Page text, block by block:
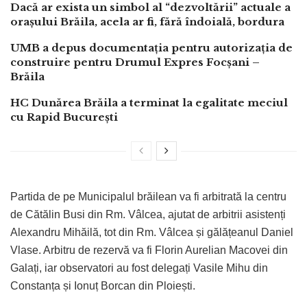
Dacă ar exista un simbol al “dezvoltării” actuale a
orașului Brăila, acela ar fi, fără îndoială, bordura
UMB a depus documentația pentru autorizația de
construire pentru Drumul Expres Focșani –
Brăila
HC Dunărea Brăila a terminat la egalitate meciul
cu Rapid București
Partida de pe Municipalul brăilean va fi arbitrată la centru
de Cătălin Busi din Rm. Vâlcea, ajutat de arbitrii asistenți
Alexandru Mihăilă, tot din Rm. Vâlcea și gălățeanul Daniel
Vlase. Arbitru de rezervă va fi Florin Aurelian Macovei din
Galați, iar observatori au fost delegați Vasile Mihu din
Constanța și Ionuț Borcan din Ploiești.